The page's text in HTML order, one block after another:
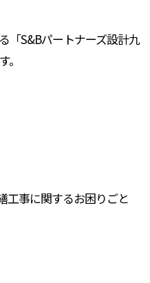
「S&Bパートナーズ設計九
工事に関するお困りごと